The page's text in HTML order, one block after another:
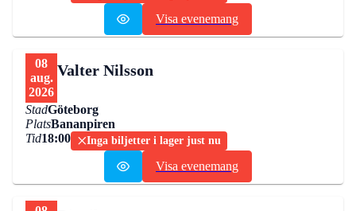
Visa evenemang
08
aug.
2026
Valter Nilsson
StadGöteborg
PlatsBananpiren
Tid18:00 Inga biljetter i lager just nu
Visa evenemang